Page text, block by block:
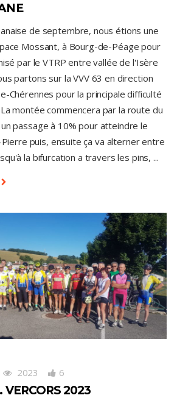
de septembre, nous étions une
Mossant, à Bourg-de-Péage pour
par le VTRP entre vallée de l'Isère
partons sur la VVV 63 en direction
Chérennes pour la principale difficulté
montée commencera par la route du
passage à 10% pour atteindre le
puis, ensuite ça va alterner entre
la bifurcation a travers les pins,
2023 6
VERCORS 2023